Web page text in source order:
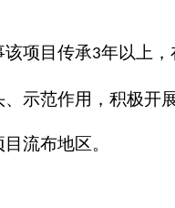
该项目传承3年以上，
示范作用，积极开
流布地区。